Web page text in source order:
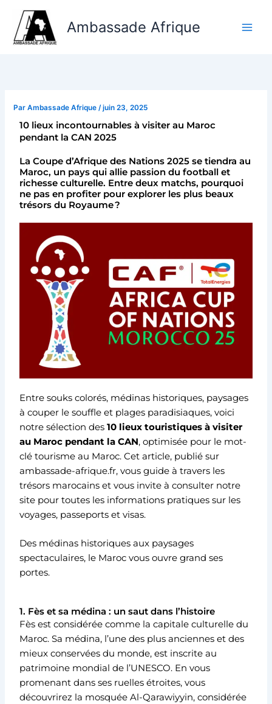
contenu
Ambassade Afrique
ParAmbassade Afrique/juin 23, 2025
10 lieux incontournables à visiter au Maroc
pendant la CAN 2025
La Coupe d’Afrique des Nations 2025 se tiendra au
Maroc, un pays qui allie passion du football et
richesse culturelle. Entre deux matchs, pourquoi
ne pas en profiter pour explorer les plus beaux
trésors du Royaume ?
Entre souks colorés, médinas historiques, paysages
à couper le souffle et plages paradisiaques, voici
notre sélection des10 lieux touristiques à visiter
au Maroc pendant la CAN, optimisée pour le mot-
clé tourisme au Maroc. Cet article, publié sur
ambassade-afrique.fr, vous guide à travers les
trésors marocains et vous invite à consulter notre
site pour toutes les informations pratiques sur les
voyages, passeports et visas.
Des médinas historiques aux paysages
spectaculaires, le Maroc vous ouvre grand ses
portes.
1. Fès et sa médina : un saut dans l’histoire
Fès est considérée comme la capitale culturelle du
Maroc. Sa médina, l’une des plus anciennes et des
mieux conservées du monde, est inscrite au
patrimoine mondial de l’UNESCO. En vous
promenant dans ses ruelles étroites, vous
découvrirez la mosquée Al-Qarawiyyin, considérée